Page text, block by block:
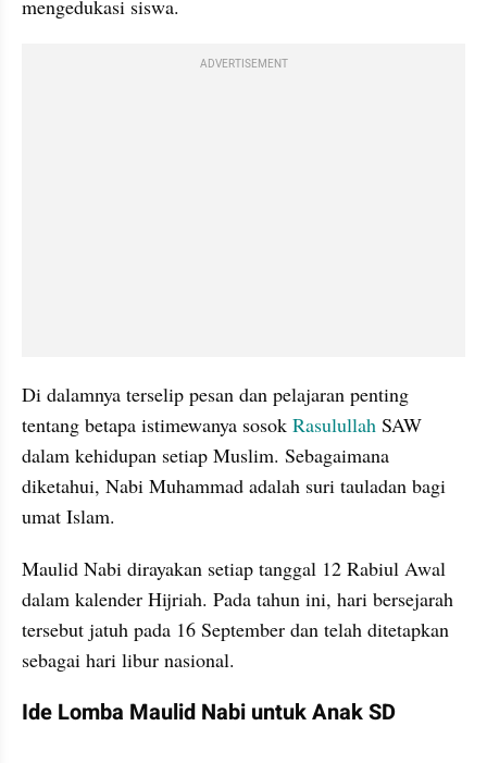
mengedukasi siswa.
ADVERTISEMENT
Di dalamnya terselip pesan dan pelajaran penting
tentang betapa istimewanya sosok Rasulullah SAW
dalam kehidupan setiap Muslim. Sebagaimana
diketahui, Nabi Muhammad adalah suri tauladan bagi
umat Islam.
Maulid Nabi dirayakan setiap tanggal 12 Rabiul Awal
dalam kalender Hijriah. Pada tahun ini, hari bersejarah
tersebut jatuh pada 16 September dan telah ditetapkan
sebagai hari libur nasional.
Ide Lomba Maulid Nabi untuk Anak SD